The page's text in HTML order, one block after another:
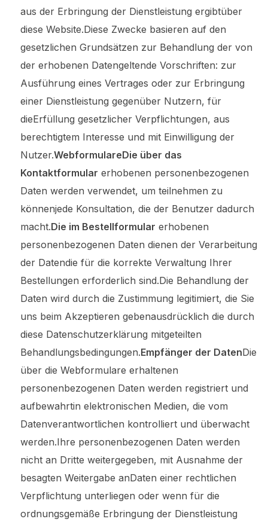
aus der Erbringung der Dienstleistung ergibtüber
diese Website.Diese Zwecke basieren auf den
gesetzlichen Grundsätzen zur Behandlung der von
der erhobenen Datengeltende Vorschriften: zur
Ausführung eines Vertrages oder zur Erbringung
einer Dienstleistung gegenüber Nutzern, für
dieErfüllung gesetzlicher Verpflichtungen, aus
berechtigtem Interesse und mit Einwilligung der
Nutzer.WebformulareDie über das
Kontaktformular erhobenen personenbezogenen
Daten werden verwendet, um teilnehmen zu
könnenjede Konsultation, die der Benutzer dadurch
macht.Die im Bestellformular erhobenen
personenbezogenen Daten dienen der Verarbeitung
der Datendie für die korrekte Verwaltung Ihrer
Bestellungen erforderlich sind.Die Behandlung der
Daten wird durch die Zustimmung legitimiert, die Sie
uns beim Akzeptieren gebenausdrücklich die durch
diese Datenschutzerklärung mitgeteilten
Behandlungsbedingungen.Empfänger der DatenDie
über die Webformulare erhaltenen
personenbezogenen Daten werden registriert und
aufbewahrtin elektronischen Medien, die vom
Datenverantwortlichen kontrolliert und überwacht
werden.Ihre personenbezogenen Daten werden
nicht an Dritte weitergegeben, mit Ausnahme der
besagten Weitergabe anDaten einer rechtlichen
Verpflichtung unterliegen oder wenn für die
ordnungsgemäße Erbringung der Dienstleistung